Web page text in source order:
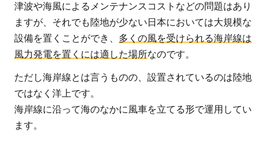
津波や海風によるメンテナンスコストなどの問題はあり
ますが、それでも陸地が少ない日本においては大規模な
設備を置くことができ、 多くの風を受けられる海岸線は
風力発電を置くには適した場所なのです。
ただし海岸線とは言うものの、設置されているのは陸地
ではなく洋上です。
海岸線に沿って海のなかに風車を立てる形で運用してい
ます。